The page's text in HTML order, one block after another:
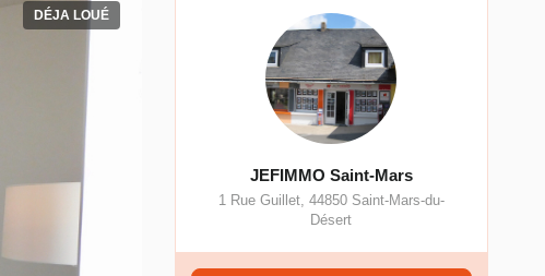
DÉJA LOUÉ
JEFIMMO Saint-Mars
1 Rue Guillet, 44850 Saint-Mars-du-
Désert